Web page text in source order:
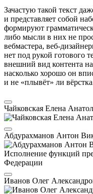
Зачастую такой текст
и представляет собой
формируют
либо мысли в них не
вебмастера, веб-
нет под рукой готового
внешний вид контента
насколько хорошо он
и не «плывёт» ли
Чайковская Елена
Абдурахманов Антон
Исполнение функций
Федерации
Иванов Олег